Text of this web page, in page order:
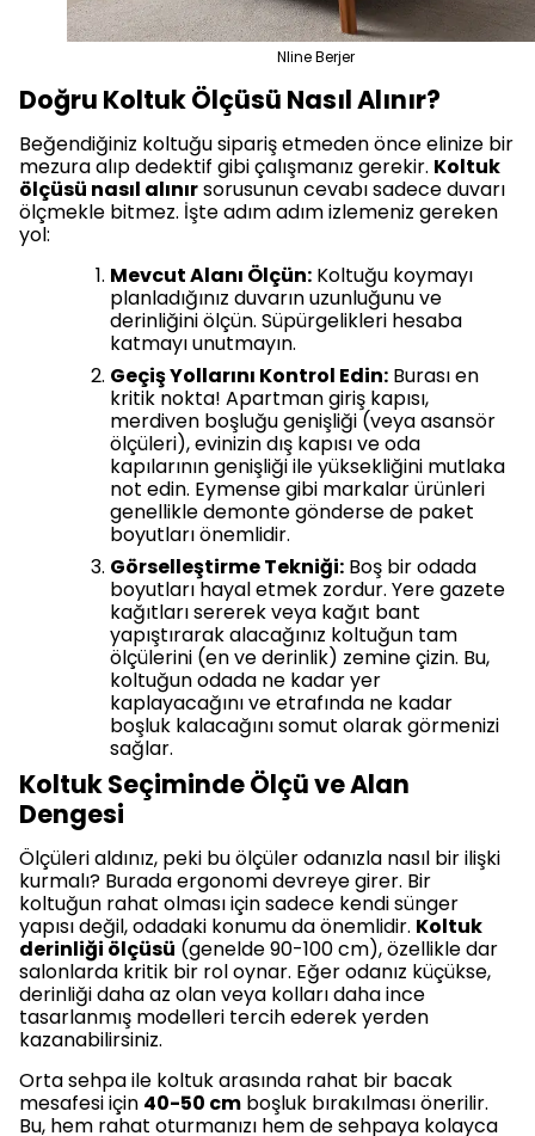
Nline Berjer
Doğru Koltuk Ölçüsü Nasıl Alınır?
Beğendiğiniz koltuğu sipariş etmeden önce elinize bir
mezura alıp dedektif gibi çalışmanız gerekir. Koltuk
ölçüsü nasıl alınırsorusunun cevabı sadece duvarı
ölçmekle bitmez. İşte adım adım izlemeniz gereken
yol:
Mevcut Alanı Ölçün: Koltuğu koymayı
planladığınız duvarın uzunluğunu ve
derinliğini ölçün. Süpürgelikleri hesaba
katmayı unutmayın.
Geçiş Yollarını Kontrol Edin: Burası en
kritik nokta! Apartman giriş kapısı,
merdiven boşluğu genişliği (veya asansör
ölçüleri), evinizin dış kapısı ve oda
kapılarının genişliği ile yüksekliğini mutlaka
not edin. Eymense gibi markalar ürünleri
genellikle demonte gönderse de paket
boyutları önemlidir.
Görselleştirme Tekniği: Boş bir odada
boyutları hayal etmek zordur. Yere gazete
kağıtları sererek veya kağıt bant
yapıştırarak alacağınız koltuğun tam
ölçülerini (en ve derinlik) zemine çizin. Bu,
koltuğun odada ne kadar yer
kaplayacağını ve etrafında ne kadar
boşluk kalacağını somut olarak görmenizi
sağlar.
Koltuk Seçiminde Ölçü ve Alan
Dengesi
Ölçüleri aldınız, peki bu ölçüler odanızla nasıl bir ilişki
kurmalı? Burada ergonomi devreye girer. Bir
koltuğun rahat olması için sadece kendi sünger
yapısı değil, odadaki konumu da önemlidir. Koltuk
derinliği ölçüsü (genelde 90-100 cm), özellikle dar
salonlarda kritik bir rol oynar. Eğer odanız küçükse,
derinliği daha az olan veya kolları daha ince
tasarlanmış modelleri tercih ederek yerden
kazanabilirsiniz.
Orta sehpa ile koltuk arasında rahat bir bacak
mesafesi için 40-50 cm boşluk bırakılması önerilir.
Bu, hem rahat oturmanızı hem de sehpaya kolayca